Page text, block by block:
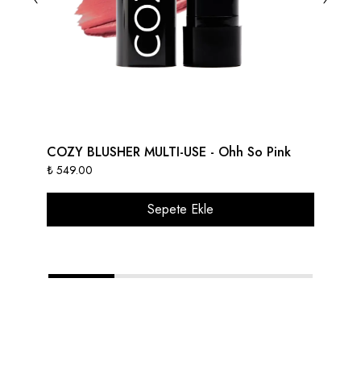
COZY BLUSHER MULTI-USE - Ohh So Pink
₺ 549.00
Sepete Ekle
1 2 3 4